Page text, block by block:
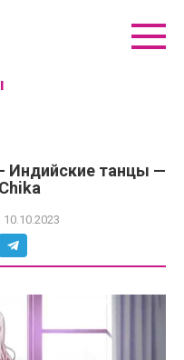
Индийские танцы —
10.10.2023